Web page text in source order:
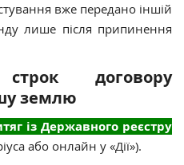
вже передано іншій
лише після припинення
договору
землю
із Державного реєстру
або онлайн у «Дії»).